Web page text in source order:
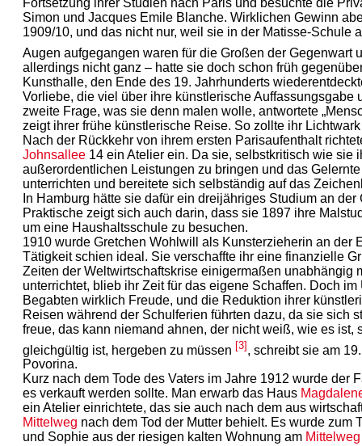
Simon und Jacques Emile Blanche. Wirklichen Gewinn
1909/10, und das nicht nur, weil sie in der Matisse-Schule
Augen aufgegangen waren für die Großen der Gegenwart
allerdings nicht ganz – hatte sie doch schon früh
Kunsthalle, den Ende des 19. Jahrhunderts
Vorliebe, die viel über ihre künstlerische Auffassungsgabe
zweite Frage, was sie denn malen wolle, antwortete
zeigt ihrer frühe künstlerische Reise. So zollte ihr
Nach der Rückkehr von ihrem ersten Parisaufenthalt
Johnsallee 14 ein Atelier ein. Da sie, selbstkritisch wie sie
außerordentlichen Leistungen zu bringen und das
unterrichten und bereitete sich selbständig auf das
In Hamburg hätte sie dafür ein dreijähriges Studium an
Praktische zeigt sich auch darin, dass sie 1897 ihre
um eine Haushaltsschule zu besuchen.
1910 wurde Gretchen Wohlwill als Kunsterzieherin an der
Tätigkeit schien ideal. Sie verschaffte ihr eine finanzielle
Zeiten der Weltwirtschaftskrise einigermaßen unabhängig
unterrichtet, blieb ihr Zeit für das eigene Schaffen. Doch
Begabten wirklich Freude, und die Reduktion ihrer
Reisen während der Schulferien führten dazu, da sie sich
freue, das kann niemand ahnen, der nicht weiß, wie es ist,
gleichgültig ist, hergeben zu müssen [3] , schreibt sie am
Povorina.
Kurz nach dem Tode des Vaters im Jahre 1912 wurde der
es verkauft werden sollte. Man erwarb das Haus
ein Atelier einrichtete, das sie auch nach dem aus
Mittelweg nach dem Tod der Mutter behielt. Es wurde zum
und Sophie aus der riesigen kalten Wohnung am Mittelweg